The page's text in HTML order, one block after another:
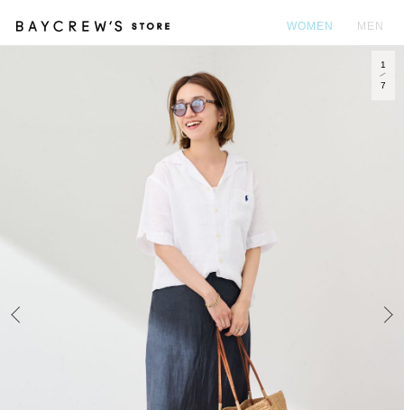
WOMEN MEN
1
7